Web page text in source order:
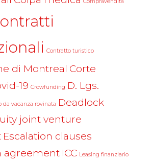
Contratto turistico
di Montreal Corte
19 Crowfunding D. Lgs.
da vacanza rovinata Deadlock
joint venture
Escalation clauses
agreement ICC Leasing finanziario